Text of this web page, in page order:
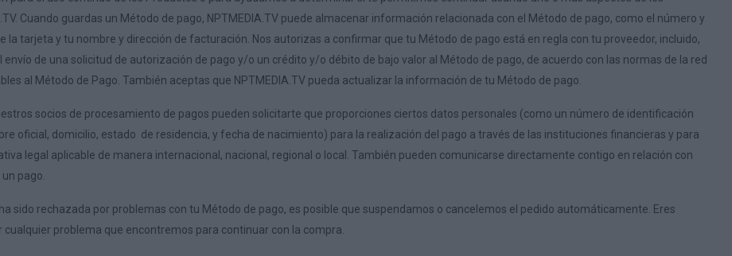
Cuando guardas un Método de pago, NPTMEDIA.TV puede almacenar información relacionada con el Método de pago, como el número y
la tarjeta y tu nombre y dirección de facturación. Nos autorizas a confirmar que tu Método de pago está en regla con tu proveedor, incluido,
de una solicitud de autorización de pago y/o un crédito y/o débito de bajo valor al Método de pago, de acuerdo con las normas de la red
al Método de Pago. También aceptas que NPTMEDIA.TV pueda actualizar la información de tu Método de pago.
socios de procesamiento de pagos pueden solicitarte que proporciones ciertos datos personales (como un número de identificación
oficial, domicilio, estado de residencia, y fecha de nacimiento) para la realización del pago a través de las instituciones financieras y para
legal aplicable de manera internacional, nacional, regional o local. También pueden comunicarse directamente contigo en relación con
pago.
sido rechazada por problemas con tu Método de pago, es posible que suspendamos o cancelemos el pedido automáticamente. Eres
cualquier problema que encontremos para continuar con la compra.